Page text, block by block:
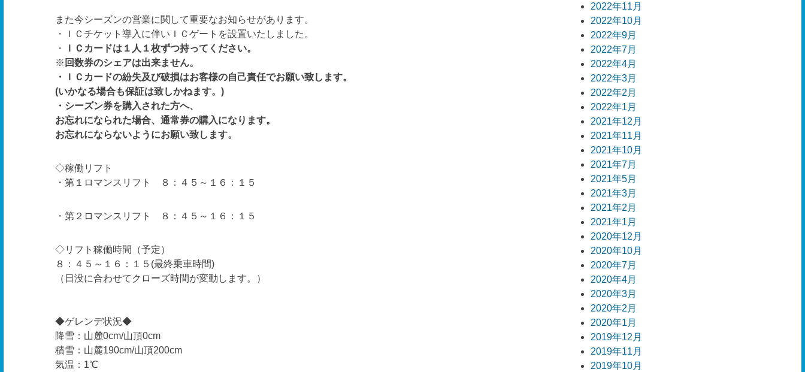
また今シーズンの営業に関して重要なお知らせがあります。
・ＩＣチケット導入に伴いＩＣゲートを設置いたしました。
・
ＩＣカードは１人１枚ずつ持ってください。
※ 回数券のシェアは出来ません。
・ＩＣカードの紛失及び破損はお客様の自己責任でお願い致します。
(いかなる場合も保証は致しかねます。)
・シーズン券を購入された方へ、
お忘れになられた場合、通常券の購入になります。
お忘れにならないようにお願い致します。
◇稼働リフト
・第１ロマンスリフト ８：４５～１６：１５
・第２ロマンスリフト ８：４５～１６：１５
◇リフト稼働時間（予定）
８：４５～１６：１５(最終乗車時間)
（日没に合わせてクローズ時間が変動します。）
◆ゲレンデ状況◆
降雪：山麓0cm/山頂0cm
積雪：山麓190cm/山頂200cm
気温：1℃
2022年11月
2022年10月
2022年9月
2022年7月
2022年4月
2022年3月
2022年2月
2022年1月
2021年12月
2021年11月
2021年10月
2021年7月
2021年5月
2021年3月
2021年2月
2021年1月
2020年12月
2020年10月
2020年7月
2020年4月
2020年3月
2020年2月
2020年1月
2019年12月
2019年11月
2019年10月